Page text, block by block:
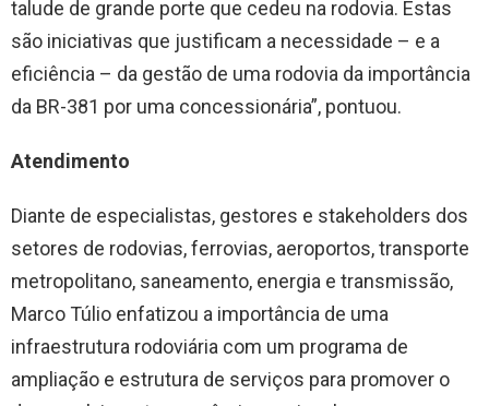
talude de grande porte que cedeu na rodovia. Estas
são iniciativas que justificam a necessidade – e a
eficiência – da gestão de uma rodovia da importância
da BR-381 por uma concessionária”, pontuou.
Atendimento
Diante de especialistas, gestores e stakeholders dos
setores de rodovias, ferrovias, aeroportos, transporte
metropolitano, saneamento, energia e transmissão,
Marco Túlio enfatizou a importância de uma
infraestrutura rodoviária com um programa de
ampliação e estrutura de serviços para promover o